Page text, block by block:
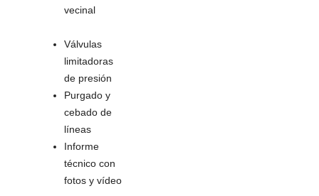
vecinal
Válvulas
limitadoras
de presión
Purgado y
cebado de
líneas
Informe
técnico con
fotos y vídeo